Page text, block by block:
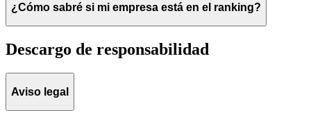
¿Cómo sabré si mi empresa está en el ranking?
Descargo de responsabilidad
Aviso legal